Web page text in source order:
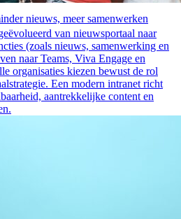
nieuws, meer samenwerken
van nieuwsportaal naar
(zoals nieuws, samenwerking en
naar Teams, Viva Engage en
organisaties kiezen bewust de rol
Een modern intranet richt
aantrekkelijke content en